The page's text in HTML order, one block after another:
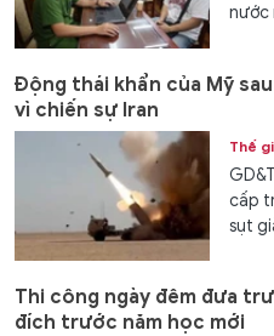
nước
Động thái khẩn của Mỹ
vì chiến sự Iran
Thế
cấp
sụt
Thi công ngày đêm đưa
đích trước năm học mới